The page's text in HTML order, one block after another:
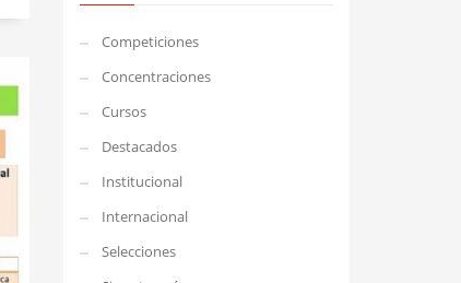
Competiciones
Concentraciones
Cursos
Destacados
Institucional
Internacional
Selecciones